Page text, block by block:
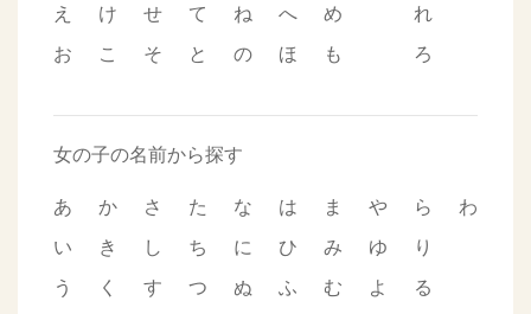
え
お
け
こ
せ
そ
て
と
ね
の
へ
ほ
め
も
れ
ろ
女の子の名前から探す
あ
い
う
か
き
く
さ
し
す
た
ち
つ
な
に
ぬ
は
ひ
ふ
ま
み
む
や
ゆ
よ
ら
り
る
わ